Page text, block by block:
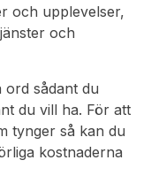
och upplevelser,
och
ord sådant du
du vill ha. För att
tynger så kan du
kostnaderna